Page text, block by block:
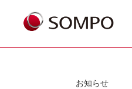
お知らせ